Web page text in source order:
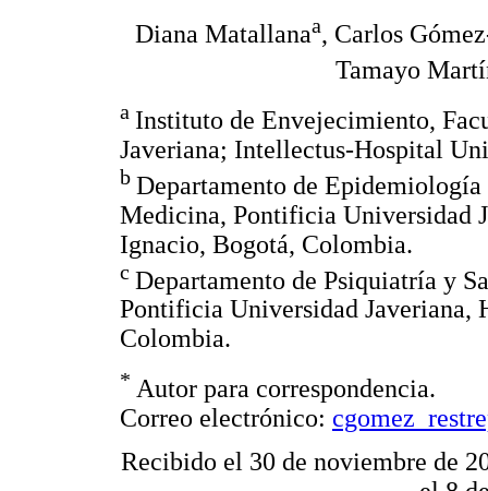
Diana Matallanaa, Carlos
Tamayo
a Instituto de Envejecimiento,
Javeriana; Intellectus-Hospital
b Departamento de
Medicina, Pontificia Universidad
Ignacio, Bogotá, Colombia.
c Departamento de Psiquiatría y
Pontificia Universidad Javeriana,
Colombia.
* Autor para correspondencia.
Correo electrónico:
Recibido el 30 de noviembre de